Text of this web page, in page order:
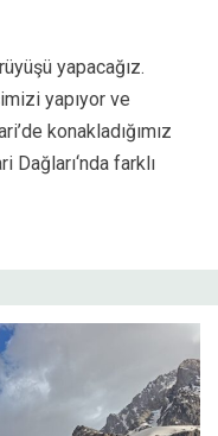
yapacağız.
yapıyor ve
konakladığımız
Dağları‘nda farklı